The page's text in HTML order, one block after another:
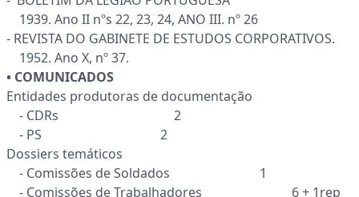
1939. Ano II nºs 22, 23, 24, ANO III. nº 26
- REVISTA DO GABINETE DE ESTUDOS CORPORATIVOS.
1952. Ano X, nº 37.
• COMUNICADOS
Entidades produtoras de documentação
- CDRs 2
- PS 2
Dossiers temáticos
- Comissões de Soldados 1
- Comissões de Trabalhadores 6 + 1rep